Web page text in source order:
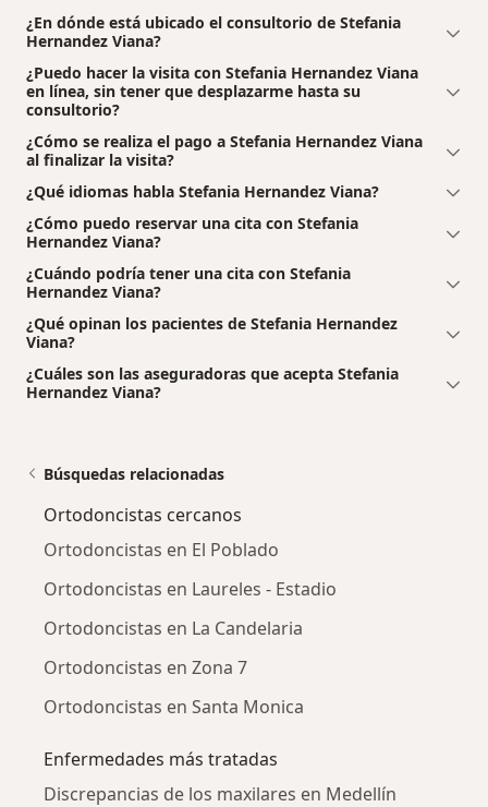
¿En dónde está ubicado el consultorio de Stefania
Hernandez Viana?
¿Puedo hacer la visita con Stefania Hernandez Viana
en línea, sin tener que desplazarme hasta su
consultorio?
¿Cómo se realiza el pago a Stefania Hernandez Viana
al finalizar la visita?
¿Qué idiomas habla Stefania Hernandez Viana?
¿Cómo puedo reservar una cita con Stefania
Hernandez Viana?
¿Cuándo podría tener una cita con Stefania
Hernandez Viana?
¿Qué opinan los pacientes de Stefania Hernandez
Viana?
¿Cuáles son las aseguradoras que acepta Stefania
Hernandez Viana?
Búsquedas relacionadas
Ortodoncistas cercanos
Ortodoncistas en El Poblado
Ortodoncistas en Laureles - Estadio
Ortodoncistas en La Candelaria
Ortodoncistas en Zona 7
Ortodoncistas en Santa Monica
Enfermedades más tratadas
Discrepancias de los maxilares en Medellín